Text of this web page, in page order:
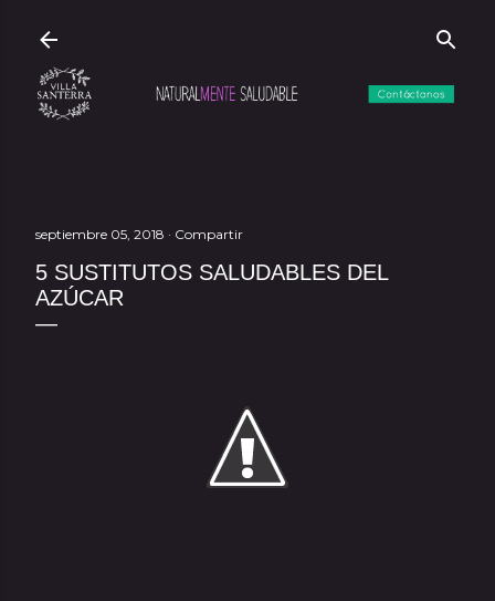
Ir al
septiembre 05, 2018 Compartir
5 SUSTITUTOS SALUDABLES DEL
AZÚCAR